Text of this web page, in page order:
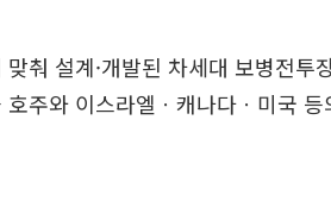
춰 설계·개발된 차세대 보병전투
주와 이스라엘ㆍ캐나다ㆍ미국